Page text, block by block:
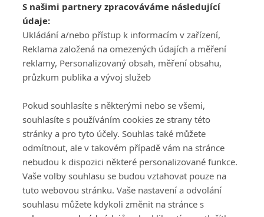
S našimi partnery zpracováváme následující
údaje:
Ukládání a/nebo přístup k informacím v zařízení,
Reklama založená na omezených údajích a měření
reklamy, Personalizovaný obsah, měření obsahu,
průzkum publika a vývoj služeb
Pokud souhlasíte s některými nebo se všemi,
souhlasíte s používáním cookies ze strany této
stránky a pro tyto účely. Souhlas také můžete
odmítnout, ale v takovém případě vám na stránce
nebudou k dispozici některé personalizované funkce.
Vaše volby souhlasu se budou vztahovat pouze na
tuto webovou stránku. Vaše nastavení a odvolání
souhlasu můžete kdykoli změnit na stránce s
Všeobecné obchodní
podmínky služby
GolfExtra.cz Premium
Podmínky zpracování
osobních údajů při
GolfExtra
Ceník GolfExtra.cz
Premium
Doporučené odkazy
ATV CZ, s.r.o.
140 00 Praha 4
Editor Obchod